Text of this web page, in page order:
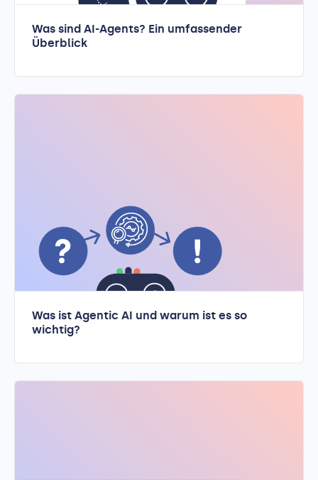
Was sind AI-Agents? Ein umfassender
Überblick
Was ist Agentic AI und warum ist es so
wichtig?